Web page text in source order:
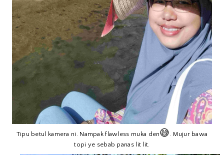
Tipu betul kamera ni. Nampak flawless muka den😅 . Mujur bawa
topi ye sebab panas lit lit.